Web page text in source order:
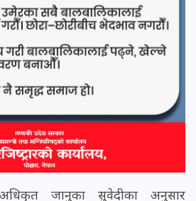
अधिकृत जानुका सुवेदीका अनुसार